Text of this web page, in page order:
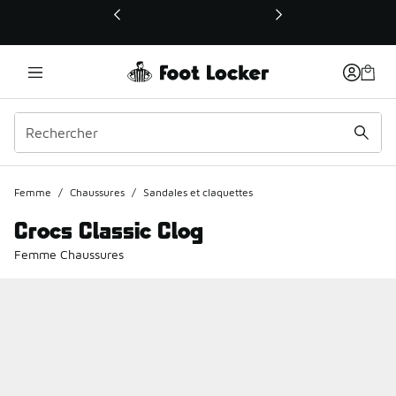
Ce lien ouvrira une nouvelle fenêtre
Femme / Chaussures / Sandales et claquettes
Crocs Classic Clog
Femme Chaussures